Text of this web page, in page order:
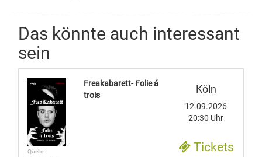
Das könnte auch interessant
sein
Quelle:
Freakabarett- Folie á
trois
Köln
12.09.2026
20:30 Uhr
Tickets